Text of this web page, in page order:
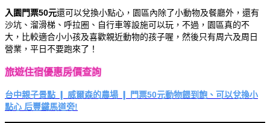
入園門票50元還可以兌換小點心，園區內除了小動物及餐廳外，還有
沙坑、溜滑梯、呼拉圈、自行車等設施可以玩，不過，園區真的不
大，比較適合小小孩及喜歡親近動物的孩子喔，然後只有周六及周日
營業，平日不要跑來了！
旅遊住宿優惠房價查詢
台中親子景點 ❙ 威爾森的農場 ❙ 門票50元動物餵到飽、可以兌換小
點心 后豐鐵馬道旁!